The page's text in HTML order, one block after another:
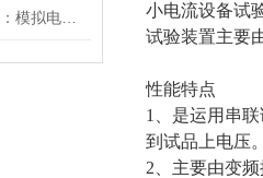
小电流设备试
试验装置主要
性能特点
1、是运用串
到试品上电压
2、主要由变